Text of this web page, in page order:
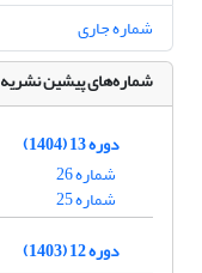
شماره جاری
شماره‌های پیشین نشریه
دوره 13 (1404)
شماره 26
شماره 25
دوره 12 (1403)